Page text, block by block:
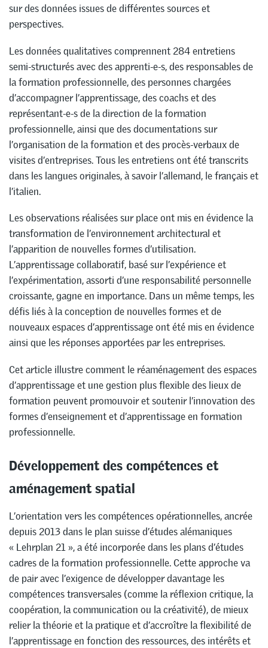
sur des données issues de différentes sources et
perspectives.
Les données qualitatives comprennent 284 entretiens
semi-structurés avec des apprenti-e-s, des responsables de
la formation professionnelle, des personnes chargées
d’accompagner l’apprentissage, des coachs et des
représentant-e-s de la direction de la formation
professionnelle, ainsi que des documentations sur
l’organisation de la formation et des procès-verbaux de
visites d’entreprises. Tous les entretiens ont été transcrits
dans les langues originales, à savoir l’allemand, le français et
l’italien.
Les observations réalisées sur place ont mis en évidence la
transformation de l’environnement architectural et
l’apparition de nouvelles formes d’utilisation.
L’apprentissage collaboratif, basé sur l’expérience et
l’expérimentation, assorti d’une responsabilité personnelle
croissante, gagne en importance. Dans un même temps, les
défis liés à la conception de nouvelles formes et de
nouveaux espaces d’apprentissage ont été mis en évidence
ainsi que les réponses apportées par les entreprises.
Cet article illustre comment le réaménagement des espaces
d’apprentissage et une gestion plus flexible des lieux de
formation peuvent promouvoir et soutenir l’innovation des
formes d’enseignement et d’apprentissage en formation
professionnelle.
Développement des compétences et
aménagement spatial
L’orientation vers les compétences opérationnelles, ancrée
depuis 2013 dans le plan suisse d’études alémaniques
« Lehrplan 21 », a été incorporée dans les plans d’études
cadres de la formation professionnelle. Cette approche va
de pair avec l’exigence de développer davantage les
compétences transversales (comme la réflexion critique, la
coopération, la communication ou la créativité), de mieux
relier la théorie et la pratique et d’accroître la flexibilité de
l’apprentissage en fonction des ressources, des intérêts et